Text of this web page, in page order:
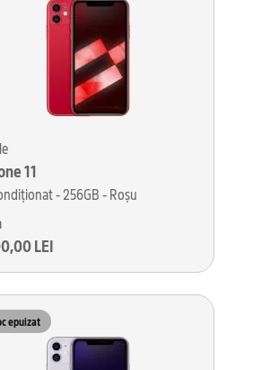
11
- 256GB - Roșu
LEI
epuizat